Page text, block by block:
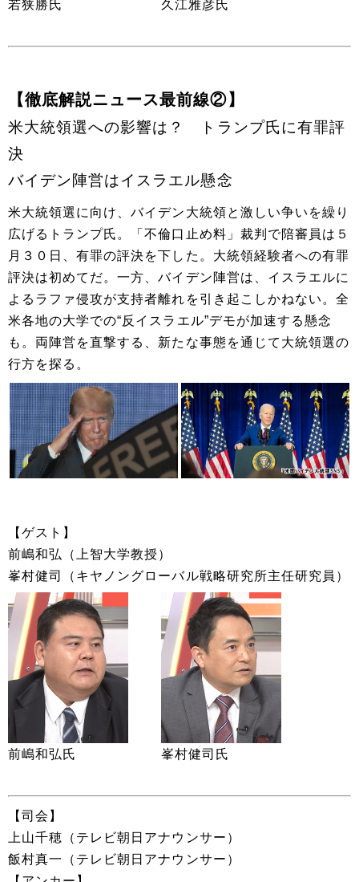
若狭勝氏 久江雅彦氏
【徹底解説ニュース最前線②】
米大統領選への影響は？ トランプ氏に有罪評
決
バイデン陣営はイスラエル懸念
米大統領選に向け、バイデン大統領と激しい争いを繰り
広げるトランプ氏。「不倫口止め料」裁判で陪審員は５
月３０日、有罪の評決を下した。大統領経験者への有罪
評決は初めてだ。一方、バイデン陣営は、イスラエルに
よるラファ侵攻が支持者離れを引き起こしかねない。全
米各地の大学での“反イスラエル”デモが加速する懸念
も。両陣営を直撃する、新たな事態を通じて大統領選の
行方を探る。
【ゲスト】
前嶋和弘（上智大学教授）
峯村健司（キヤノングローバル戦略研究所主任研究員）
前嶋和弘氏 峯村健司氏
【司会】
上山千穂（テレビ朝日アナウンサー）
飯村真一（テレビ朝日アナウンサー）